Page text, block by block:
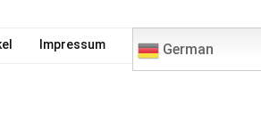
Impressum German